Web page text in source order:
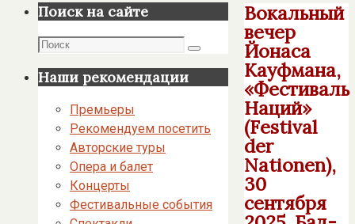
Вокальный
вечер
Йонаса
Кауфмана,
«Фестиваль
Наций»
(Festival
der
Nationen),
30
сентября
Поиск на сайте
Поиск
Поиск
Наши рекомендации
Премьеры
Рекомендуем посетить
Авторские туры
Опера и балет
Концерты
Фестивальные события